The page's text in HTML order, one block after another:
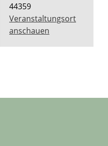
44359
Veranstaltungsort
anschauen